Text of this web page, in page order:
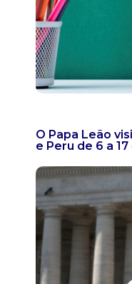
O Papa Leão
e Peru de 6 a